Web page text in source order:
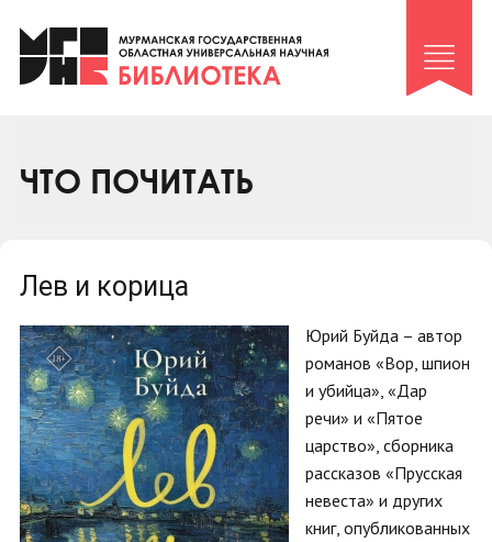
Клуб «Гиря и сельдерей»
Клуб «Семейный архив»
Коллегам
ЧТО ПОЧИТАТЬ
Лев и корица
Юрий Буйда – автор
романов «Вор, шпион
и убийца», «Дар
речи» и «Пятое
царство», сборника
рассказов «Прусская
невеста» и других
книг, опубликованных